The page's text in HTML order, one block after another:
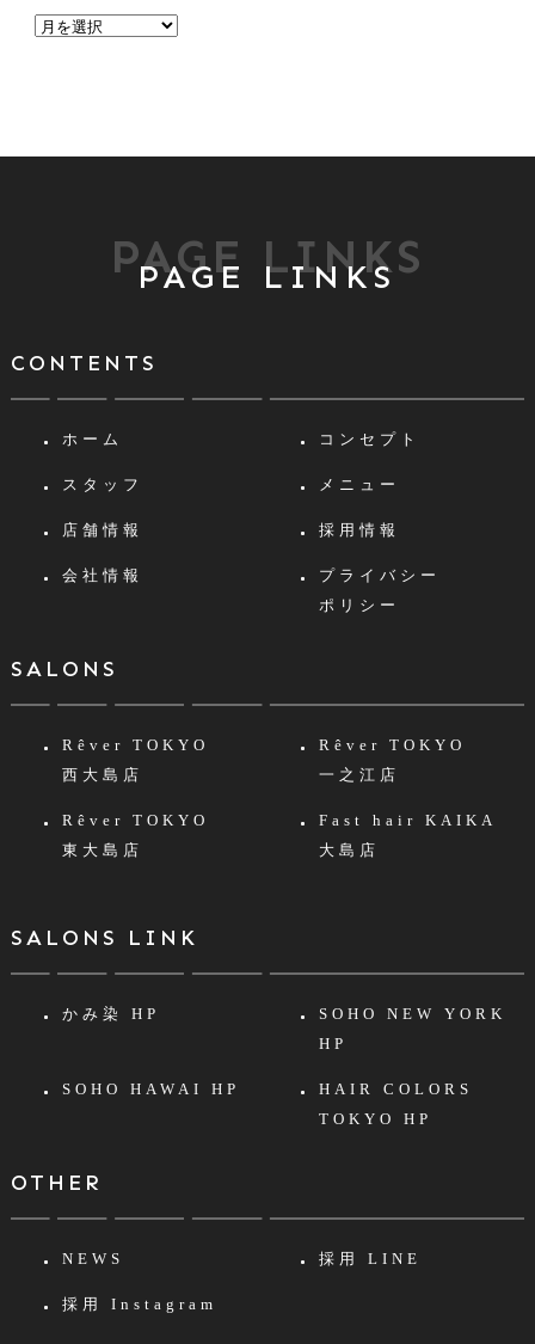
PAGE LINKS
PAGE LINKS
CONTENTS
ホーム コンセプト
スタッフ メニュー
店舗情報 採用情報
会社情報
プライバシー
ポリシー
SALONS
Rêver TOKYO
西大島店
Rêver TOKYO
一之江店
Rêver TOKYO
東大島店
Fast hair KAIKA
大島店
SALONS LINK
かみ染 HP
SOHO NEW YORK
HP
SOHO HAWAI HP
HAIR COLORS
TOKYO HP
OTHER
NEWS 採用 LINE
採用 Instagram